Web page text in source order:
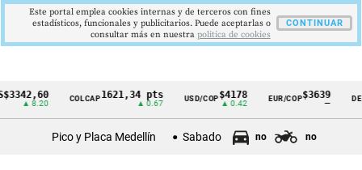
CintilloCOLCAP1621,34 pts USD/COP$4178
▲ 0.42
EUR/COP$3639
—
Pico y Placa Medellín Sabado no no
Este portal emplea cookies internas y de terceros con fines
estadísticos, funcionales y publicitarios. Puede aceptarlas o
consultar más en nuestra politica de cookies
CONTINUAR